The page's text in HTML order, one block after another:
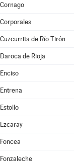
Cornago
Corporales
Cuzcurrita de Río Tirón
Daroca de Rioja
Enciso
Entrena
Estollo
Ezcaray
Foncea
Fonzaleche